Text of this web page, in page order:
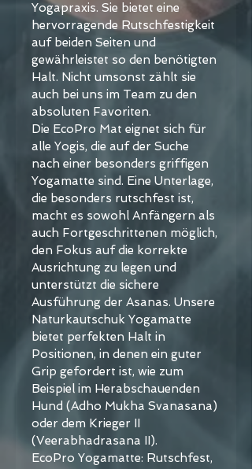
Yogapraxis. Sie bietet eine
hervorragende Rutschfestigkeit
auf beiden Seiten und
gewährleistet so den benötigten
Halt. Nicht umsonst zählt sie
auch bei uns im Team zu den
absoluten Favoriten.
Die EcoPro Mat eignet sich für
alle Yogis, die auf der Suche
nach einer besonders griffigen
Yogamatte sind. Eine Unterlage,
die besonders rutschfest ist,
macht es sowohl Anfängern als
auch Fortgeschrittenen möglich,
den Fokus auf die korrekte
Ausrichtung zu legen und
unterstützt die sichere
Ausführung der Asanas. Unsere
Naturkautschuk Yogamatte
bietet perfekten Halt in
Positionen, in denen ein guter
Grip gefordert ist, wie zum
Beispiel im Herabschauenden
Hund (Adho Mukha Svanasana)
oder dem Krieger II
(Veerabhadrasana II).
EcoPro Yogamatte: Rutschfest,